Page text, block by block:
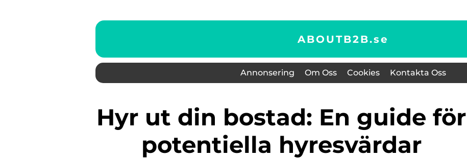
ABOUTB2B.se
Annonsering Om Oss Cookies Kontakta Oss
Hyr ut din bostad: En guide för
potentiella hyresvärdar